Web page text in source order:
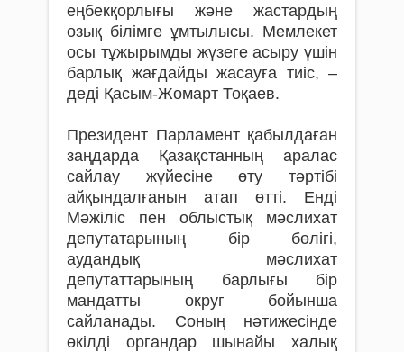
еңбекқорлығы және жастар­дың
озық білімге ұмтылысы. Мемлекет
осы тұжырымды жүзеге асыру үшін
барлық жағ­дайды жасауға тиіс, –
деді Қасым-Жомарт Тоқаев.
Президент Парламент қабылдаған
заңдар­да Қазақстанның аралас
сайлау жүйесіне өту тәртібі
айқындалғанын атап өтті. Енді
Мәжіліс пен облыстық мәслихат
депутатарының бір бөлігі,
аудандық мәслихат
депутаттарының барлығы бір
мандатты округ бойынша
сайланады. Соның нәтижесінде
өкілді органдар шынайы халық